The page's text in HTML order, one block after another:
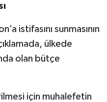
istifasını sunmasının
ülkede
olan bütçe
için muhalefetin